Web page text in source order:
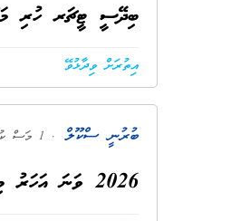
ބިދޭސީ ޓީޗަރ ހުރި
އިތުރަށް ވިދާޅުވޭ
ބުރުނީ ސްކޫލް . 1 މަސް ކުރިން
2026 ވަނަ އަހަރު މި ސްކޫލުގެ ސެކިއުރިޓީ ބަލަހައްޓައިދޭނެ ފަރާތެއް ހޯދުން